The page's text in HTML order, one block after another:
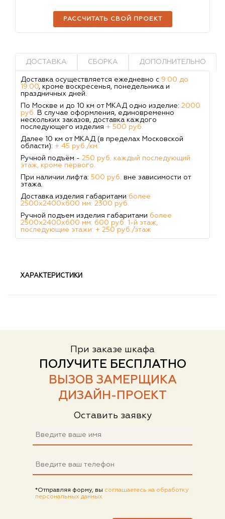
РАССЧИТАТЬ СВОЙ ПРОЕКТ
ДОСТАВКА СБОРКА ДОПОЛНИТЕЛЬНО
Доставка осуществляется ежедневно с 9:00 до
19:00, кроме воскресенья, понедельника и
праздничных дней.
По Москве и до 10 км от МКАД одно изделие: 2000
руб.
В случае оформления, единовременно
нескольких заказов, доставка каждого
последующего изделия + 500 руб.
Далее 10 км от МКАД (в пределах Московской
области): + 45 руб./км.
Ручной подъём - 250 руб. каждый последующий
этаж, кроме первого.
При наличии лифта: 500 руб. вне зависимости от
этажа.
Доставка изделия габаритами более
2500х2400х600 мм: 2300 руб.
Ручной подъем изделия габаритами более
2500х2400х600 мм: 600 руб. 1-й этаж,
последующие этажи: + 250 руб./этаж
ХАРАКТЕРИСТИКИ
При заказе шкафа
ПОЛУЧИТЕ БЕСПЛАТНО
ВЫЗОВ ЗАМЕРЩИКА
ДИЗАЙН-ПРОЕКТ
Оставить заявку
*Отправляя форму, вы соглашаетесь на обработку
персональных данных